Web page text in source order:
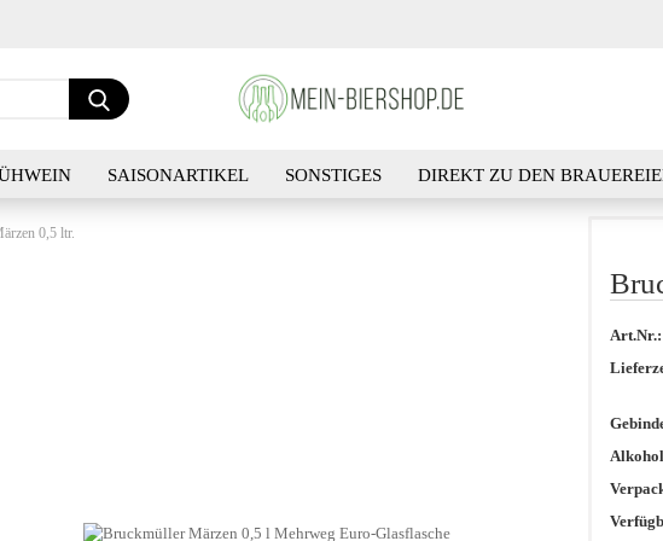
Konto
Suche...
SAISONARTIKEL SONSTIGES DIREKT ZU DEN
0,5 ltr.
Art.Nr.: